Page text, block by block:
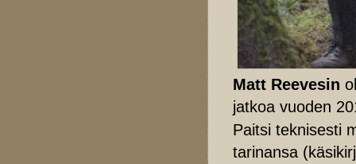
Matt Reevesin
jatkoa vuoden
Paitsi teknisesti
tarinansa